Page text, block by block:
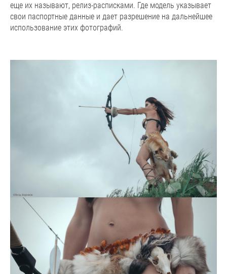
еще их называют, релиз-расписками. Где модель указывает
свои паспортные данные и дает разрешение на дальнейшее
использование этих фотографий.